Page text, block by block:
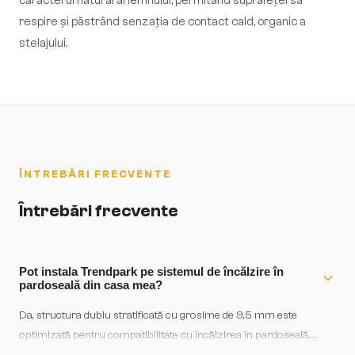
respire și păstrând senzația de contact cald, organic a
stelajului.
ÎNTREBĂRI FRECVENTE
Întrebări frecvente
Pot instala Trendpark pe sistemul de încălzire în
pardoseală din casa mea?
Da, structura dublu stratificată cu grosime de 9,5 mm este
optimizată pentru compatibilitate cu încălzirea în pardoseală.